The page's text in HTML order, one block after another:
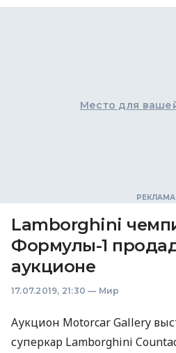
Место для
Lamborghini
Формулы-1
аукционе
17.07.2019, 21:30 — Мир
Аукцион Motorcar Gallery
суперкар Lamborghini